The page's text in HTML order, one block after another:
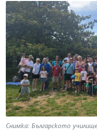
Снимка: Българското